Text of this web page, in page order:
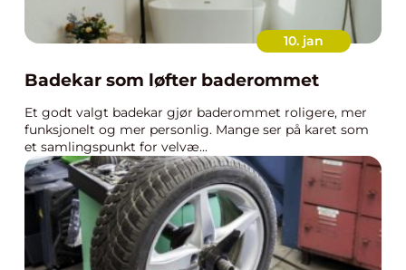
10. jan
Badekar som løfter baderommet
Et godt valgt badekar gjør baderommet roligere, mer
funksjonelt og mer personlig. Mange ser på karet som
et samlingspunkt for velvæ...